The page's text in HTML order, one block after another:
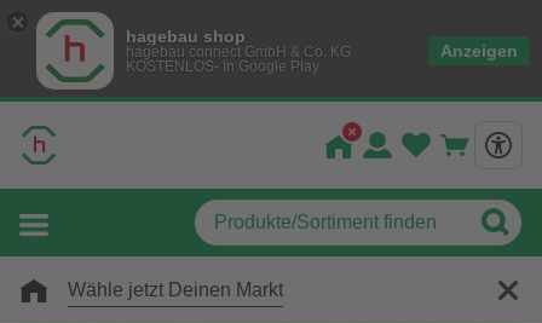
hagebau shop
hagebau connect GmbH & Co. KG
KOSTENLOS- In Google Play
Anzeigen
Wähle jetzt Deinen Markt